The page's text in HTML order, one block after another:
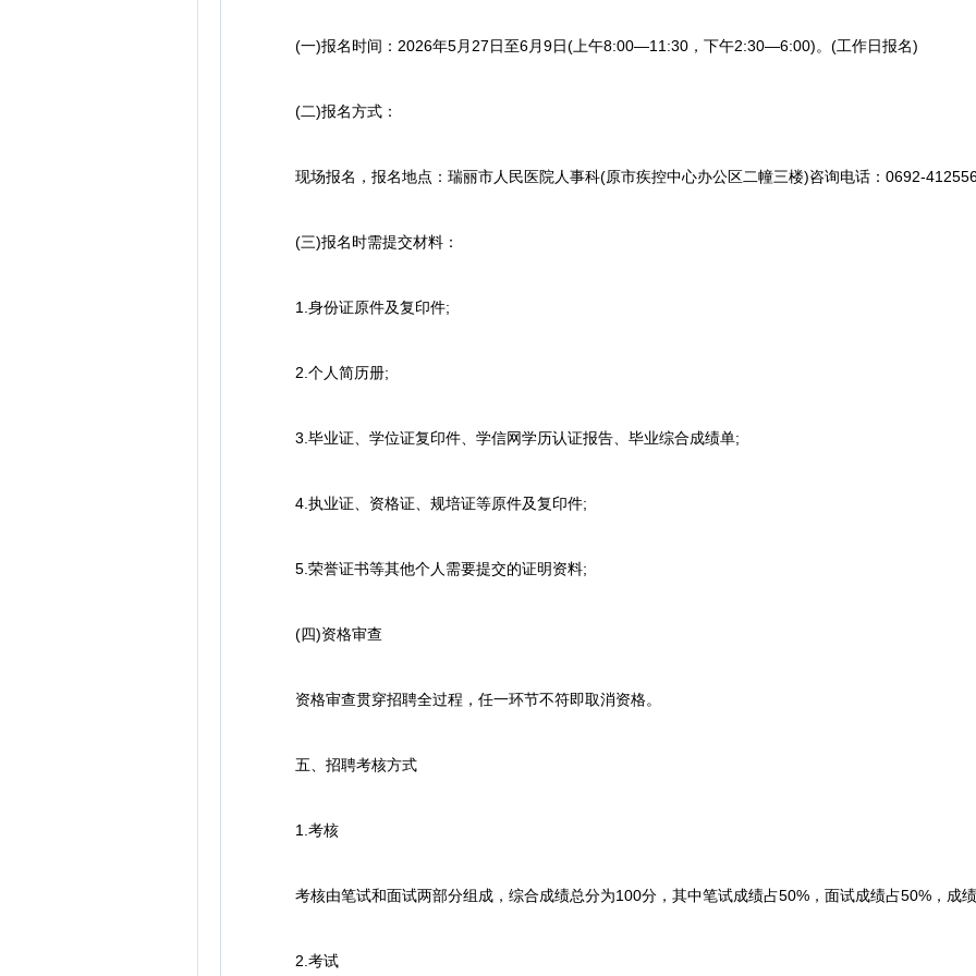
(一)报名时间：2026年5月27日至6月9日(上午8:00—11:30，下午2:30—6:00)。(工作日报名)
(二)报名方式：
现场报名，报名地点：瑞丽市人民医院人事科(原市疾控中心办公区二幢三楼)咨询电话：0692-
(三)报名时需提交材料：
1.身份证原件及复印件;
2.个人简历册;
3.毕业证、学位证复印件、学信网学历认证报告、毕业综合成绩单;
4.执业证、资格证、规培证等原件及复印件;
5.荣誉证书等其他个人需要提交的证明资料;
(四)资格审查
资格审查贯穿招聘全过程，任一环节不符即取消资格。
五、招聘考核方式
1.考核
考核由笔试和面试两部分组成，综合成绩总分为100分，其中笔试成绩占50%，面试成绩占50%，成
2.考试